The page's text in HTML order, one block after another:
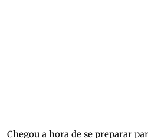
Chegou a hora de se preparar